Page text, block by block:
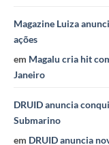
Magazine Luiza
ações
em Magalu cria hit
Janeiro
DRUID anuncia
Submarino
em DRUID anuncia